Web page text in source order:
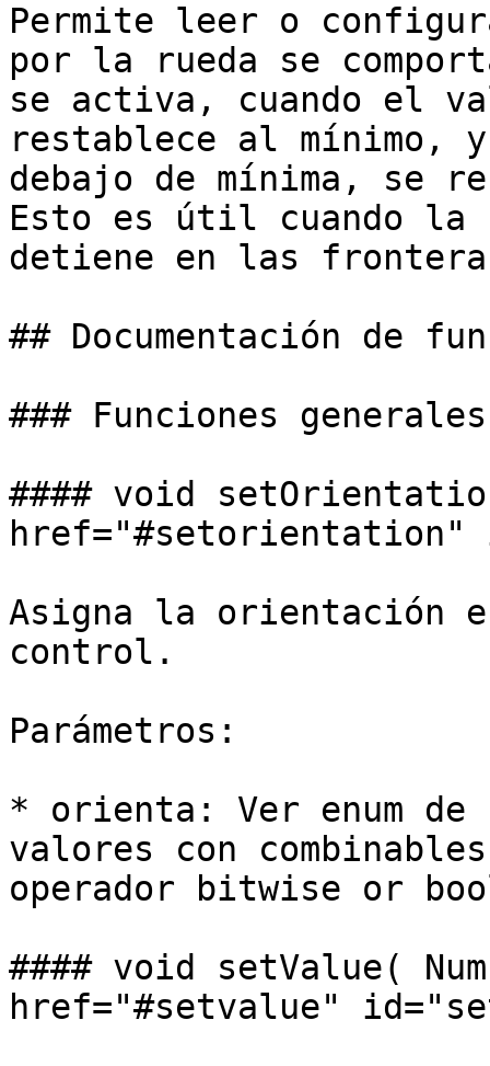
Permite leer o
por la rueda se
se activa, cuando el
restablece al mínimo,
debajo de mínima, se
Esto es útil cuando la
detiene en las
## Documentación de
### Funciones generales
#### void
href="#setorientation"
Asigna la orientación
control.
Parámetros:
* orienta: Ver enum
valores con
operador bitwise or
#### void setValue(
href="#setvalue"